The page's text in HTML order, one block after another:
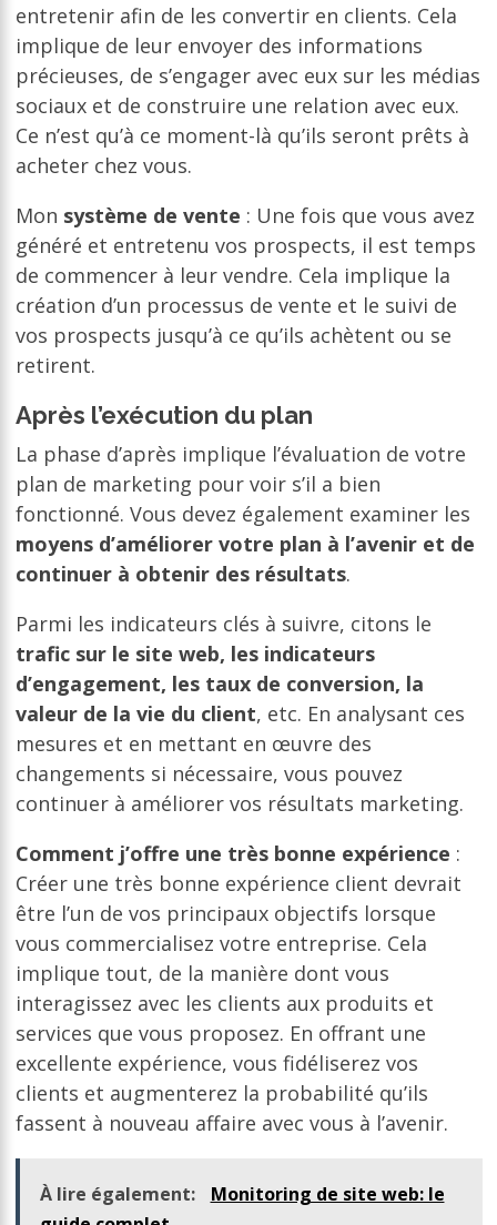
entretenir afin de les convertir en clients. Cela
implique de leur envoyer des informations
précieuses, de s’engager avec eux sur les médias
sociaux et de construire une relation avec eux.
Ce n’est qu’à ce moment-là qu’ils seront prêts à
acheter chez vous.
Mon système de vente : Une fois que vous avez
généré et entretenu vos prospects, il est temps
de commencer à leur vendre. Cela implique la
création d’un processus de vente et le suivi de
vos prospects jusqu’à ce qu’ils achètent ou se
retirent.
Après l’exécution du plan
La phase d’après implique l’évaluation de votre
plan de marketing pour voir s’il a bien
fonctionné. Vous devez également examiner les
moyens d’améliorer votre plan à l’avenir et de
continuer à obtenir des résultats.
Parmi les indicateurs clés à suivre, citons le
trafic sur le site web, les indicateurs
d’engagement, les taux de conversion, la
valeur de la vie du client, etc. En analysant ces
mesures et en mettant en œuvre des
changements si nécessaire, vous pouvez
continuer à améliorer vos résultats marketing.
Comment j’offre une très bonne expérience :
Créer une très bonne expérience client devrait
être l’un de vos principaux objectifs lorsque
vous commercialisez votre entreprise. Cela
implique tout, de la manière dont vous
interagissez avec les clients aux produits et
services que vous proposez. En offrant une
excellente expérience, vous fidéliserez vos
clients et augmenterez la probabilité qu’ils
fassent à nouveau affaire avec vous à l’avenir.
À lire également:
Monitoring de site web: le